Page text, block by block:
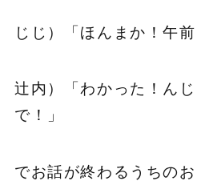
じじ）「ほんまか！午
辻内）「わかった！ん
で！」
でお話が終わるうちの